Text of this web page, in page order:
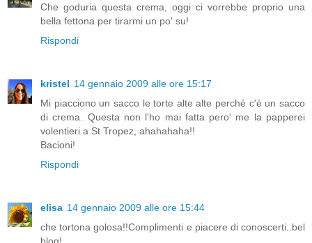
Che goduria questa crema, oggi ci vorrebbe proprio una
bella fettona per tirarmi un po' su!
Rispondi
kristel 14 gennaio 2009 alle ore 15:17
Mi piacciono un sacco le torte alte alte perché c'é un sacco
di crema. Questa non l'ho mai fatta pero' me la papperei
volentieri a St Tropez, ahahahaha!!
Bacioni!
Rispondi
elisa 14 gennaio 2009 alle ore 15:44
che tortona golosa!!Complimenti e piacere di conoscerti..bel
blog!